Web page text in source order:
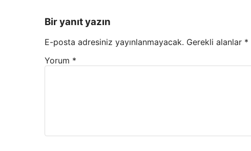
Bir yanıt yazın
E-posta adresiniz yayınlanmayacak. Gerekli alanlar *
Yorum *